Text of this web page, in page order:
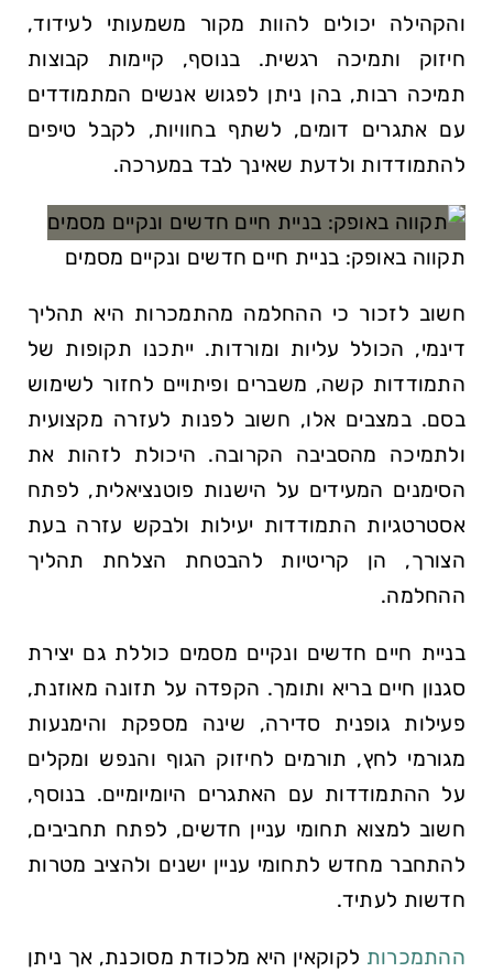
והקהילה יכולים להוות מקור משמעותי לעידוד,
חיזוק ותמיכה רגשית. בנוסף, קיימות קבוצות
תמיכה רבות, בהן ניתן לפגוש אנשים המתמודדים
עם אתגרים דומים, לשתף בחוויות, לקבל טיפים
להתמודדות ולדעת שאינך לבד במערכה.
תקווה באופק: בניית חיים חדשים ונקיים מסמים
חשוב לזכור כי ההחלמה מהתמכרות היא תהליך
דינמי, הכולל עליות ומורדות. ייתכנו תקופות של
התמודדות קשה, משברים ופיתויים לחזור לשימוש
בסם. במצבים אלו, חשוב לפנות לעזרה מקצועית
ולתמיכה מהסביבה הקרובה. היכולת לזהות את
הסימנים המעידים על הישנות פוטנציאלית, לפתח
אסטרטגיות התמודדות יעילות ולבקש עזרה בעת
הצורך, הן קריטיות להבטחת הצלחת תהליך
ההחלמה.
בניית חיים חדשים ונקיים מסמים כוללת גם יצירת
סגנון חיים בריא ותומך. הקפדה על תזונה מאוזנת,
פעילות גופנית סדירה, שינה מספקת והימנעות
מגורמי לחץ, תורמים לחיזוק הגוף והנפש ומקלים
על ההתמודדות עם האתגרים היומיומיים. בנוסף,
חשוב למצוא תחומי עניין חדשים, לפתח תחביבים,
להתחבר מחדש לתחומי עניין ישנים ולהציב מטרות
חדשות לעתיד.
ההתמכרות לקוקאין היא מלכודת מסוכנת, אך ניתן